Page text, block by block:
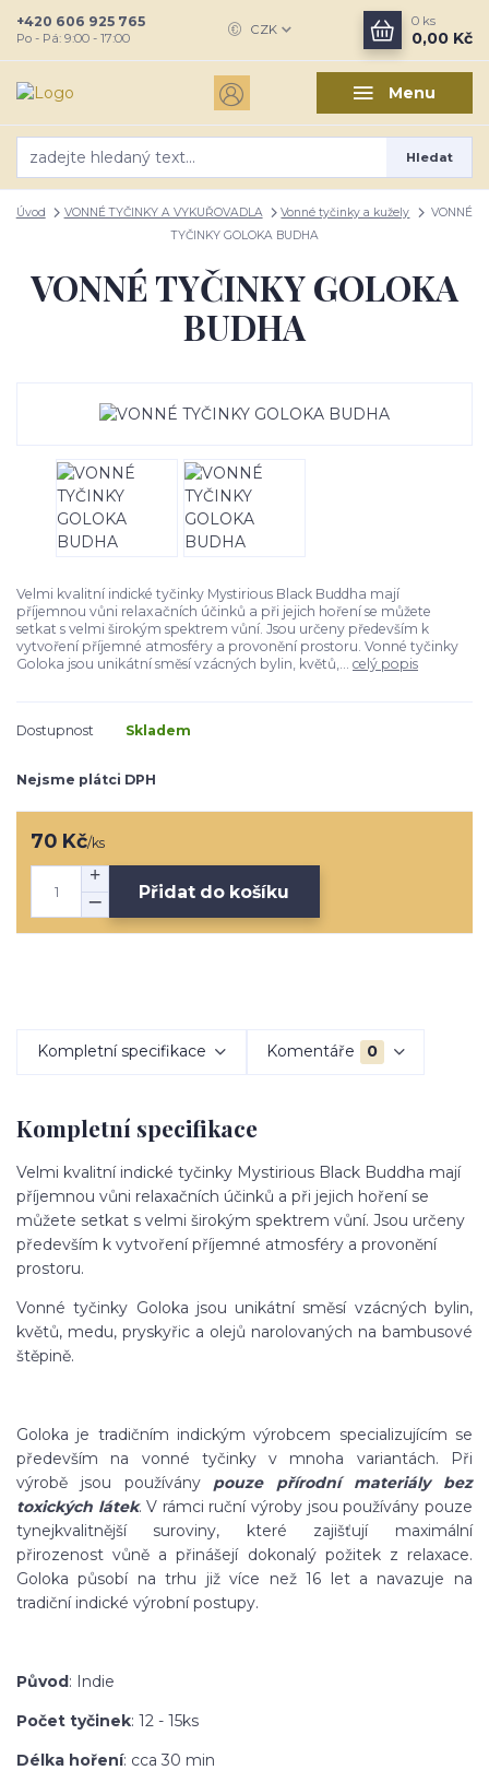
Menu
CZK
Hledat
+420 606 925 765
Po - Pá: 9:00 - 17:00
0 ks
0,00 Kč
Úvod VONNÉ TYČINKY A VYKUŘOVADLA Vonné tyčinky a kužely
VONNÉ
TYČINKY GOLOKA BUDHA
VONNÉ TYČINKY GOLOKA
BUDHA
Velmi kvalitní indické tyčinky Mystirious Black Buddha mají
příjemnou vůni relaxačních účinků a při jejich hoření se můžete
setkat s velmi širokým spektrem vůní. Jsou určeny především k
vytvoření příjemné atmosféry a provonění prostoru. Vonné tyčinky
Goloka jsou unikátní směsí vzácných bylin, květů,... celý popis
Dostupnost Skladem
Nejsme plátci DPH
70 Kč/ks
Přidat do košíku
Kompletní specifikace Komentáře 0
Kompletní specifikace
Velmi kvalitní indické tyčinky Mystirious Black Buddha mají
příjemnou vůni relaxačních účinků a při jejich hoření se
můžete setkat s velmi širokým spektrem vůní. Jsou určeny
především k vytvoření příjemné atmosféry a provonění
prostoru.
Vonné tyčinky Goloka jsou unikátní směsí vzácných bylin,
květů, medu, pryskyřic a olejů narolovaných na bambusové
štěpině.
Goloka je tradičním indickým výrobcem specializujícím se
především na vonné tyčinky v mnoha variantách. Při
výrobě jsou používány pouze přírodní materiály bez
toxických látek. V rámci ruční výroby jsou používány pouze
tynejkvalitnější suroviny, které zajišťují maximální
přirozenost vůně a přinášejí dokonalý požitek z relaxace.
Goloka působí na trhu již více než 16 let a navazuje na
tradiční indické výrobní postupy.
Původ: Indie
Počet tyčinek: 12 - 15ks
Délka hoření: cca 30 min